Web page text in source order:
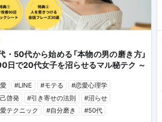
・50代から始める「本物の男の磨き方」
日で20代女子を沼らせるマル秘テク ～
#LINE #モテる
#恋愛心理学
啓発
#引き寄せの法則
#沼らせ
テクニック
#自分磨き #50代